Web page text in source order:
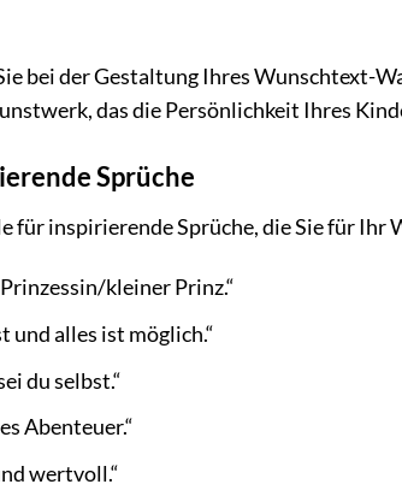
bei der Gestaltung Ihres Wunschtext-
das die Persönlichkeit Ihres
Sprüche
für inspirierende Sprüche, die Sie für
kleiner Prinz.“
und alles ist möglich.“
du selbst.“
Abenteuer.“
wertvoll.“